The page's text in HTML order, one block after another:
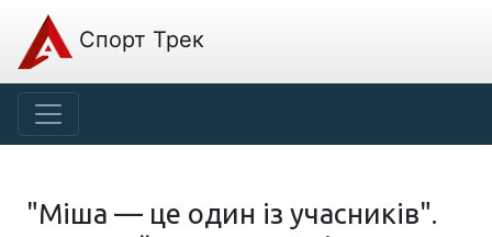
Спорт Трек
"Міша — це один із учасників".